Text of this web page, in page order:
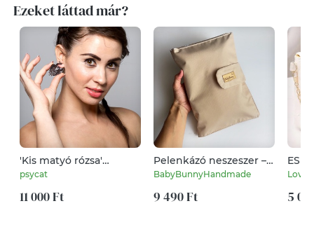
Ezeket láttad már?
'Kis matyó rózsa'
fülbevaló
psycat
11 000 Ft
Pelenkázó neszeszer –
bézs
BabyBunnyHandmade
9 490 Ft 5